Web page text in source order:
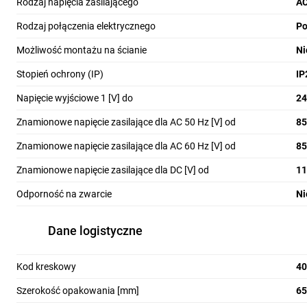
RTD. Dodatkowo pojawił się nowy moduł mieszany
LOGO! TDE
Nowy panel operatorski LOGO! TDE 4,3" wyposażono
obsługuje bezpieczną komunikację z LOGO! 9.
Moduły komunikacyjne
LOGO! 9 obsługuje Industrial Ethernet, Modbus TCP
Moduł LOGO! CMK2000 umożliwia integrację z
Rodzaj połączenia elektrycznego
Możliwość montażu na ścianie
Stopień ochrony (IP)
Napięcie wyjściowe 1 [V] do 24
Znamionowe napięcie zasilające dla AC 50 Hz [V] od 85
Znamionowe napięcie zasilające dla AC 60 Hz [V] od 85
Znamionowe napięcie zasilające dla DC [V] od
Odporność na zwarcie
Dane logistyczne
Kod kreskowy
Szerokość opakowania [mm] 65